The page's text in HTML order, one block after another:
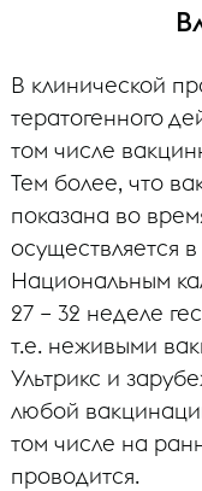
В клинической
тератогенного
том числе
Тем более, что
показана во
осуществляется
Национальным
27 – 32 неделе
т.е. неживыми
Ультрикс и
любой
том числе на
проводится.